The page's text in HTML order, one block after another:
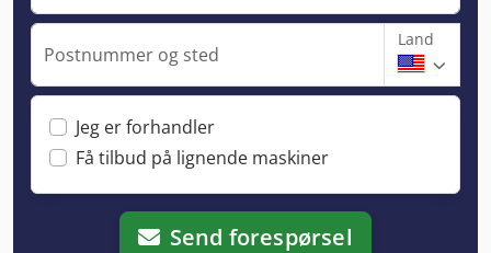
Postnummer og sted
Land
Jeg er forhandler
Få tilbud på lignende maskiner
Send forespørsel